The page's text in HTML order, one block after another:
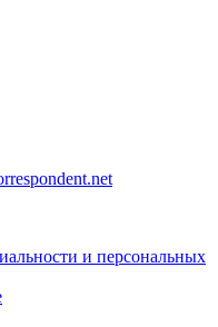
и персональных